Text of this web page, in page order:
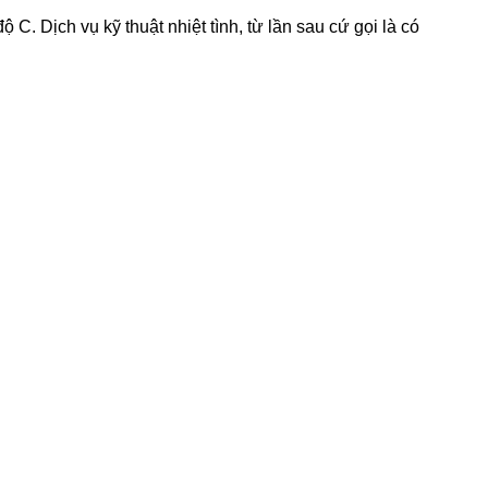
C. Dịch vụ kỹ thuật nhiệt tình, từ lần sau cứ gọi là có